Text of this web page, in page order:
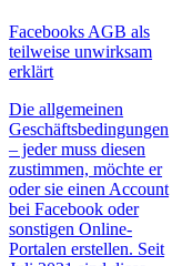
Facebooks AGB als
teilweise unwirksam
erklärt
Die allgemeinen
Geschäftsbedingungen
– jeder muss diesen
zustimmen, möchte er
oder sie einen Account
bei Facebook oder
sonstigen Online-
Portalen erstellen. Seit